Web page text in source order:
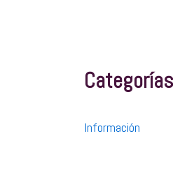
Categorías
Información